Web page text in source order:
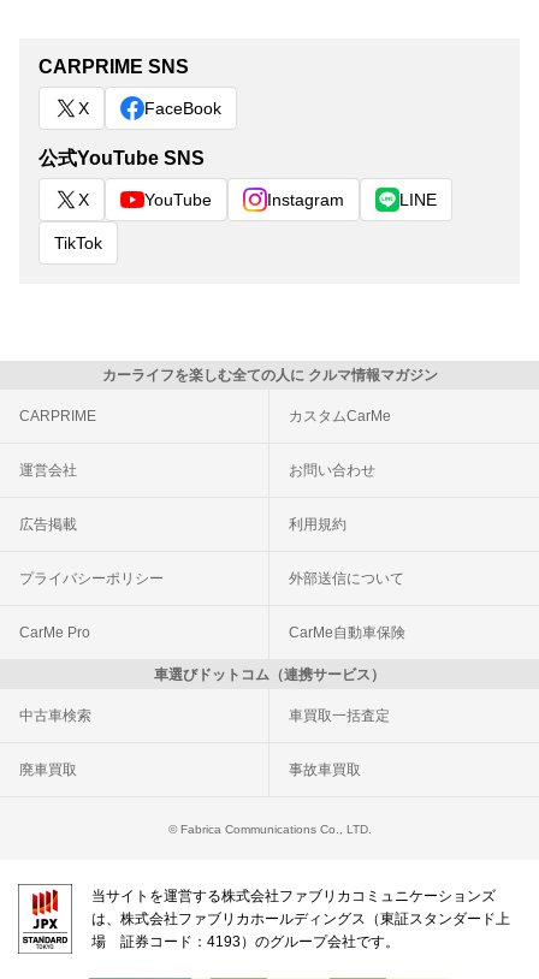
CARPRIME SNS
X FaceBook
公式YouTube SNS
X YouTube Instagram LINE
TikTok
カーライフを楽しむ全ての人に クルマ情報マガジン
CARPRIME カスタムCarMe
運営会社 お問い合わせ
広告掲載 利用規約
プライバシーポリシー 外部送信について
CarMe Pro CarMe自動車保険
車選びドットコム（連携サービス）
中古車検索 車買取一括査定
廃車買取 事故車買取
© Fabrica Communications Co., LTD.
当サイトを運営する株式会社ファブリカコミュニケーションズ
は、株式会社ファブリカホールディングス（東証スタンダード上
場 証券コード：4193）のグループ会社です。